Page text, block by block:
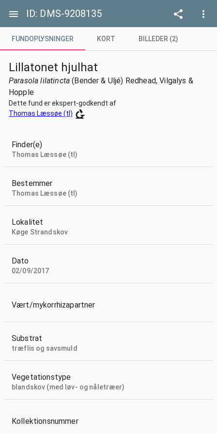
ID: DMS-9208135
FUNDOPLYSNINGER KORT BILLEDER (2)
FUNDOPLYSNINGER
KORT
BILLEDER (2)
Lillatonet hjulhat
Parasola lilatincta (Bender & Uljé) Redhead, Vilgalys &
Hopple
Dette fund er ekspert-godkendt af
Thomas Læssøe (tl)
Finder(e)
Thomas Læssøe (tl)
Bestemmer
Thomas Læssøe (tl)
Lokalitet
Køge Strandskov
Dato
02/09/2017
Vært/mykorrhizapartner
Substrat
træflis og savsmuld
Vegetationstype
blandskov (med løv- og nåletræer)
Kollektionsnummer